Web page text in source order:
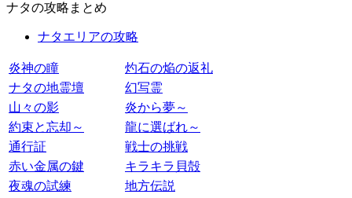
ナタの攻略まとめ
ナタエリアの攻略
炎神の瞳
灼石の焔の返礼
ナタの地霊壇
幻写霊
山々の影
炎から夢～
約束と忘却～
龍に選ばれ～
通行証
戦士の挑戦
赤い金属の鍵
キラキラ貝殻
夜魂の試練
地方伝説